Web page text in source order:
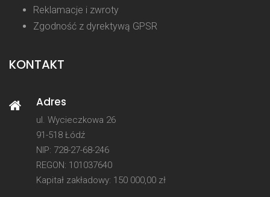
Reklamacje i zwroty
Zgodność z dyrektywą GPSR
KONTAKT
Adres
ul. Wycieczkowa 26
91-518 Łódź
NIP: 728-27-68-246
REGON: 101037640
Kapitał zakładowy: 150 000,00 zł